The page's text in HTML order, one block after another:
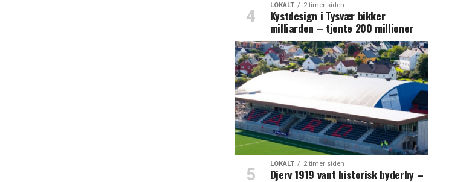
LOKALT 2 timer siden
Kystdesign i Tysvær bikker
milliarden – tjente 200 millioner
LOKALT 2 timer siden
Djerv 1919 vant historisk byderby –